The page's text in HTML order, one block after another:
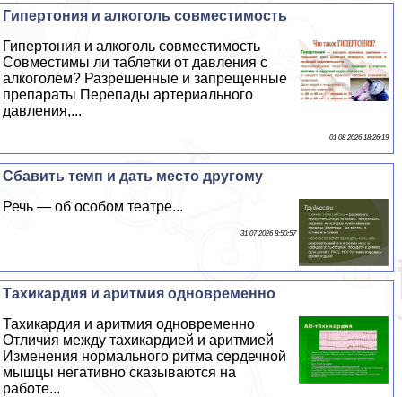
Гипертония и алкоголь совместимость
Гипертония и алкоголь совместимость
Совместимы ли таблетки от давления с
алкоголем? Разрешенные и запрещенные
препараты Перепады артериального
давления,...
01 08 2026 18:26:19
Сбавить темп и дать место другому
Речь — об особом театре...
31 07 2026 8:50:57
Тахикардия и аритмия одновременно
Тахикардия и аритмия одновременно
Отличия между тахикардией и аритмией
Изменения нормального ритма сердечной
мышцы негативно сказываются на
работе...